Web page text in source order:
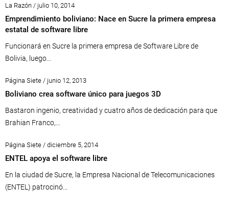
La Razón / julio 10, 2014
Emprendimiento boliviano: Nace en Sucre la primera empresa
estatal de software libre
Funcionará en Sucre la primera empresa de Software Libre de
Bolivia, luego...
Página Siete / junio 12, 2013
Boliviano crea software único para juegos 3D
Bastaron ingenio, creatividad y cuatro años de dedicación para que
Brahian Franco,...
Página Siete / diciembre 5, 2014
ENTEL apoya el software libre
En la ciudad de Sucre, la Empresa Nacional de Telecomunicaciones
(ENTEL) patrocinó...